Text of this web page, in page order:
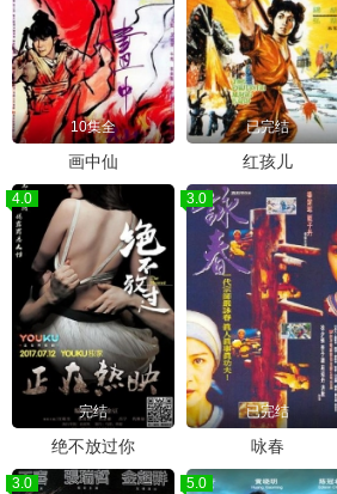
10集全
画中仙
已完结
红孩儿
4.0
完结
绝不放过你
3.0
已完结
咏春
3.0 5.0